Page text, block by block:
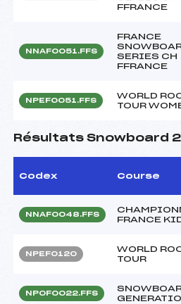
FFRANCE
NNAF0051.FFS
FRANCE
SERIES CH
FFRANCE
NPEF0051.FFS
WORLD
TOUR
Résultats Snowboard
Codex Course
NNAF0048.FFS
FRANCE
NPEF0120
WORLD
TOUR
NPOF0022.FFS